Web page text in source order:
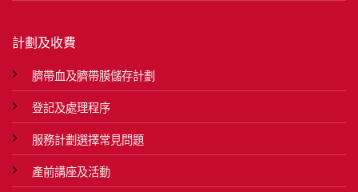
計劃及收費
臍帶血及臍帶膜儲存計劃
登記及處理程序
服務計劃選擇常見問題
產前講座及活動